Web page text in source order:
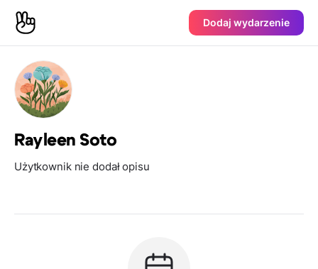
Dodaj wydarzenie
Rayleen Soto
Użytkownik nie dodał opisu